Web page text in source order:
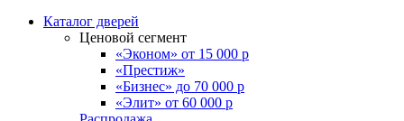
Каталог дверей
Ценовой сегмент
«Эконом» от 15 000 р
«Престиж»
«Бизнес» до 70 000 р
«Элит» от 60 000 р